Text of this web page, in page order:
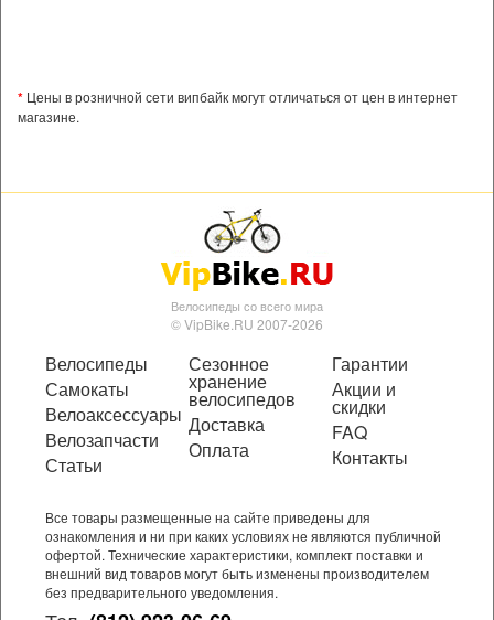
* Цены в розничной сети випбайк могут отличаться от цен в интернет
магазине.
Велосипеды со всего мира
© VipBike.RU 2007-2026
Велосипеды
Самокаты
Велоаксессуары
Велозапчасти
Статьи
Сезонное
хранение
велосипедов
Доставка
Оплата
Гарантии
Акции и
скидки
FAQ
Контакты
Все товары размещенные на сайте приведены для
ознакомления и ни при каких условиях не являются публичной
офертой. Технические характеристики, комплект поставки и
внешний вид товаров могут быть изменены производителем
без предварительного уведомления.